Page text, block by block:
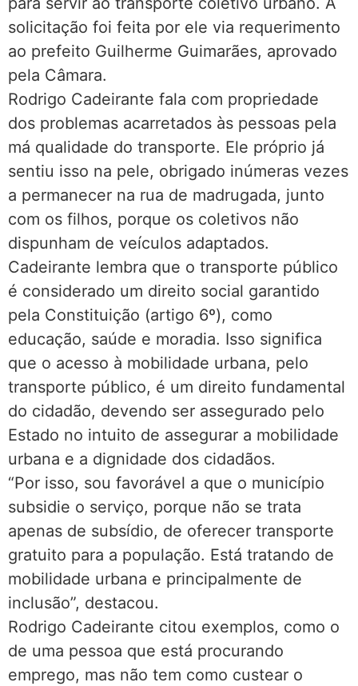
solicitação foi feita por ele via requerimento
ao prefeito Guilherme Guimarães, aprovado
pela Câmara.
Rodrigo Cadeirante fala com propriedade
dos problemas acarretados às pessoas pela
má qualidade do transporte. Ele próprio já
sentiu isso na pele, obrigado inúmeras vezes
a permanecer na rua de madrugada, junto
com os filhos, porque os coletivos não
dispunham de veículos adaptados.
Cadeirante lembra que o transporte público
é considerado um direito social garantido
pela Constituição (artigo 6º), como
educação, saúde e moradia. Isso significa
que o acesso à mobilidade urbana, pelo
transporte público, é um direito fundamental
do cidadão, devendo ser assegurado pelo
Estado no intuito de assegurar a mobilidade
urbana e a dignidade dos cidadãos.
“Por isso, sou favorável a que o município
subsidie o serviço, porque não se trata
apenas de subsídio, de oferecer transporte
gratuito para a população. Está tratando de
mobilidade urbana e principalmente de
inclusão”, destacou.
Rodrigo Cadeirante citou exemplos, como o
de uma pessoa que está procurando
emprego, mas não tem como custear o